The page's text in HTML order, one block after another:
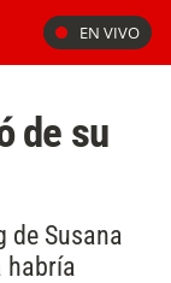
EN VIVO
de su
de Susana
habría